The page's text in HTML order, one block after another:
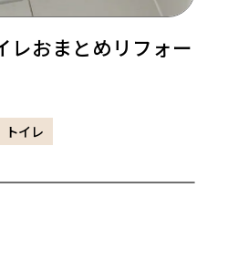
レおまとめリフォー
トイレ